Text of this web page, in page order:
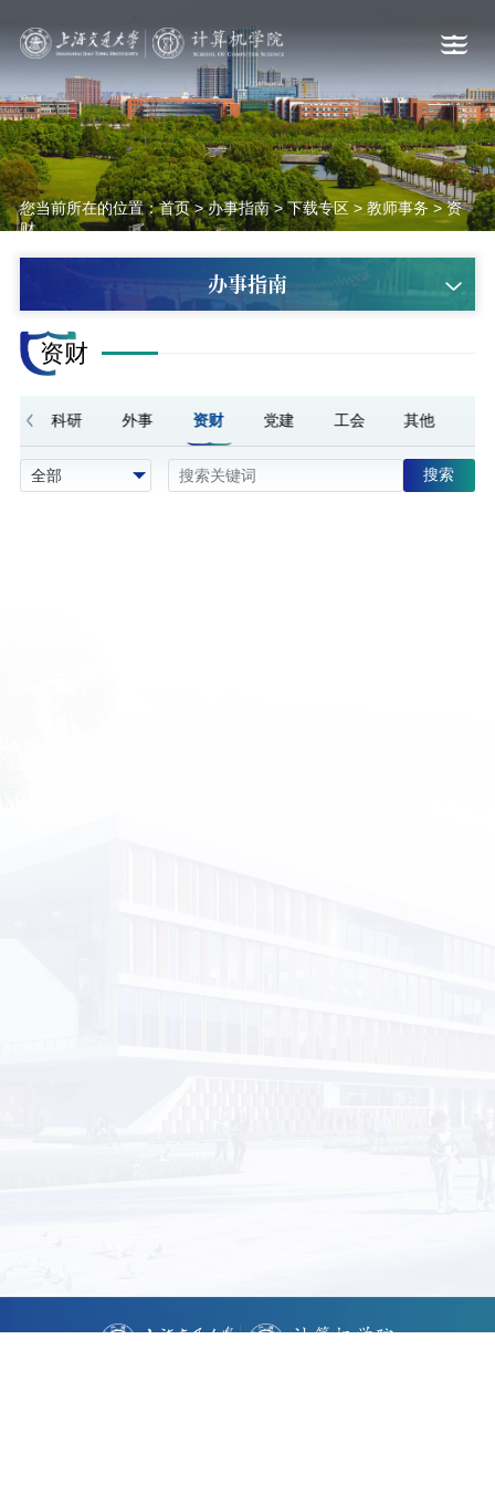
您当前所在的位置：首页>办事指南>下载专区> 教师事务 >资
财
办事指南
资财
科研 外事 资财 党建 工会 其他
搜索